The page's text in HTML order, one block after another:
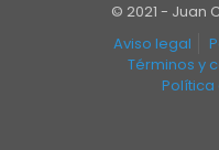
© 2021 - Juan
Aviso legal
Términos y
Política